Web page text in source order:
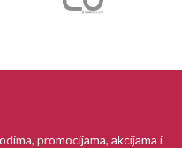
promocijama, akcijama i